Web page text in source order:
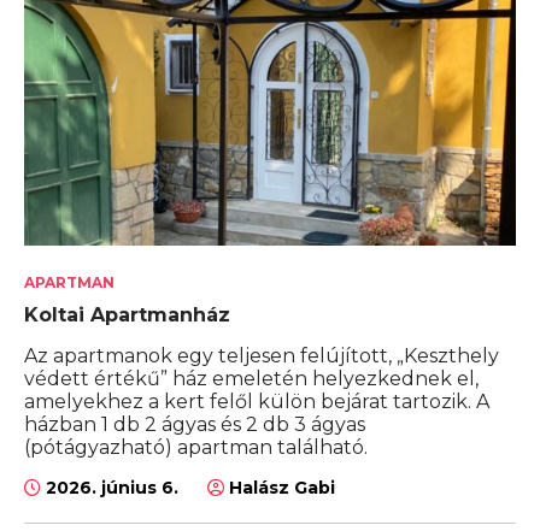
APARTMAN
Koltai Apartmanház
Az apartmanok egy teljesen felújított, „Keszthely
védett értékű” ház emeletén helyezkednek el,
amelyekhez a kert felől külön bejárat tartozik. A
házban 1 db 2 ágyas és 2 db 3 ágyas
(pótágyazható) apartman található.
2026. június 6. Halász Gabi